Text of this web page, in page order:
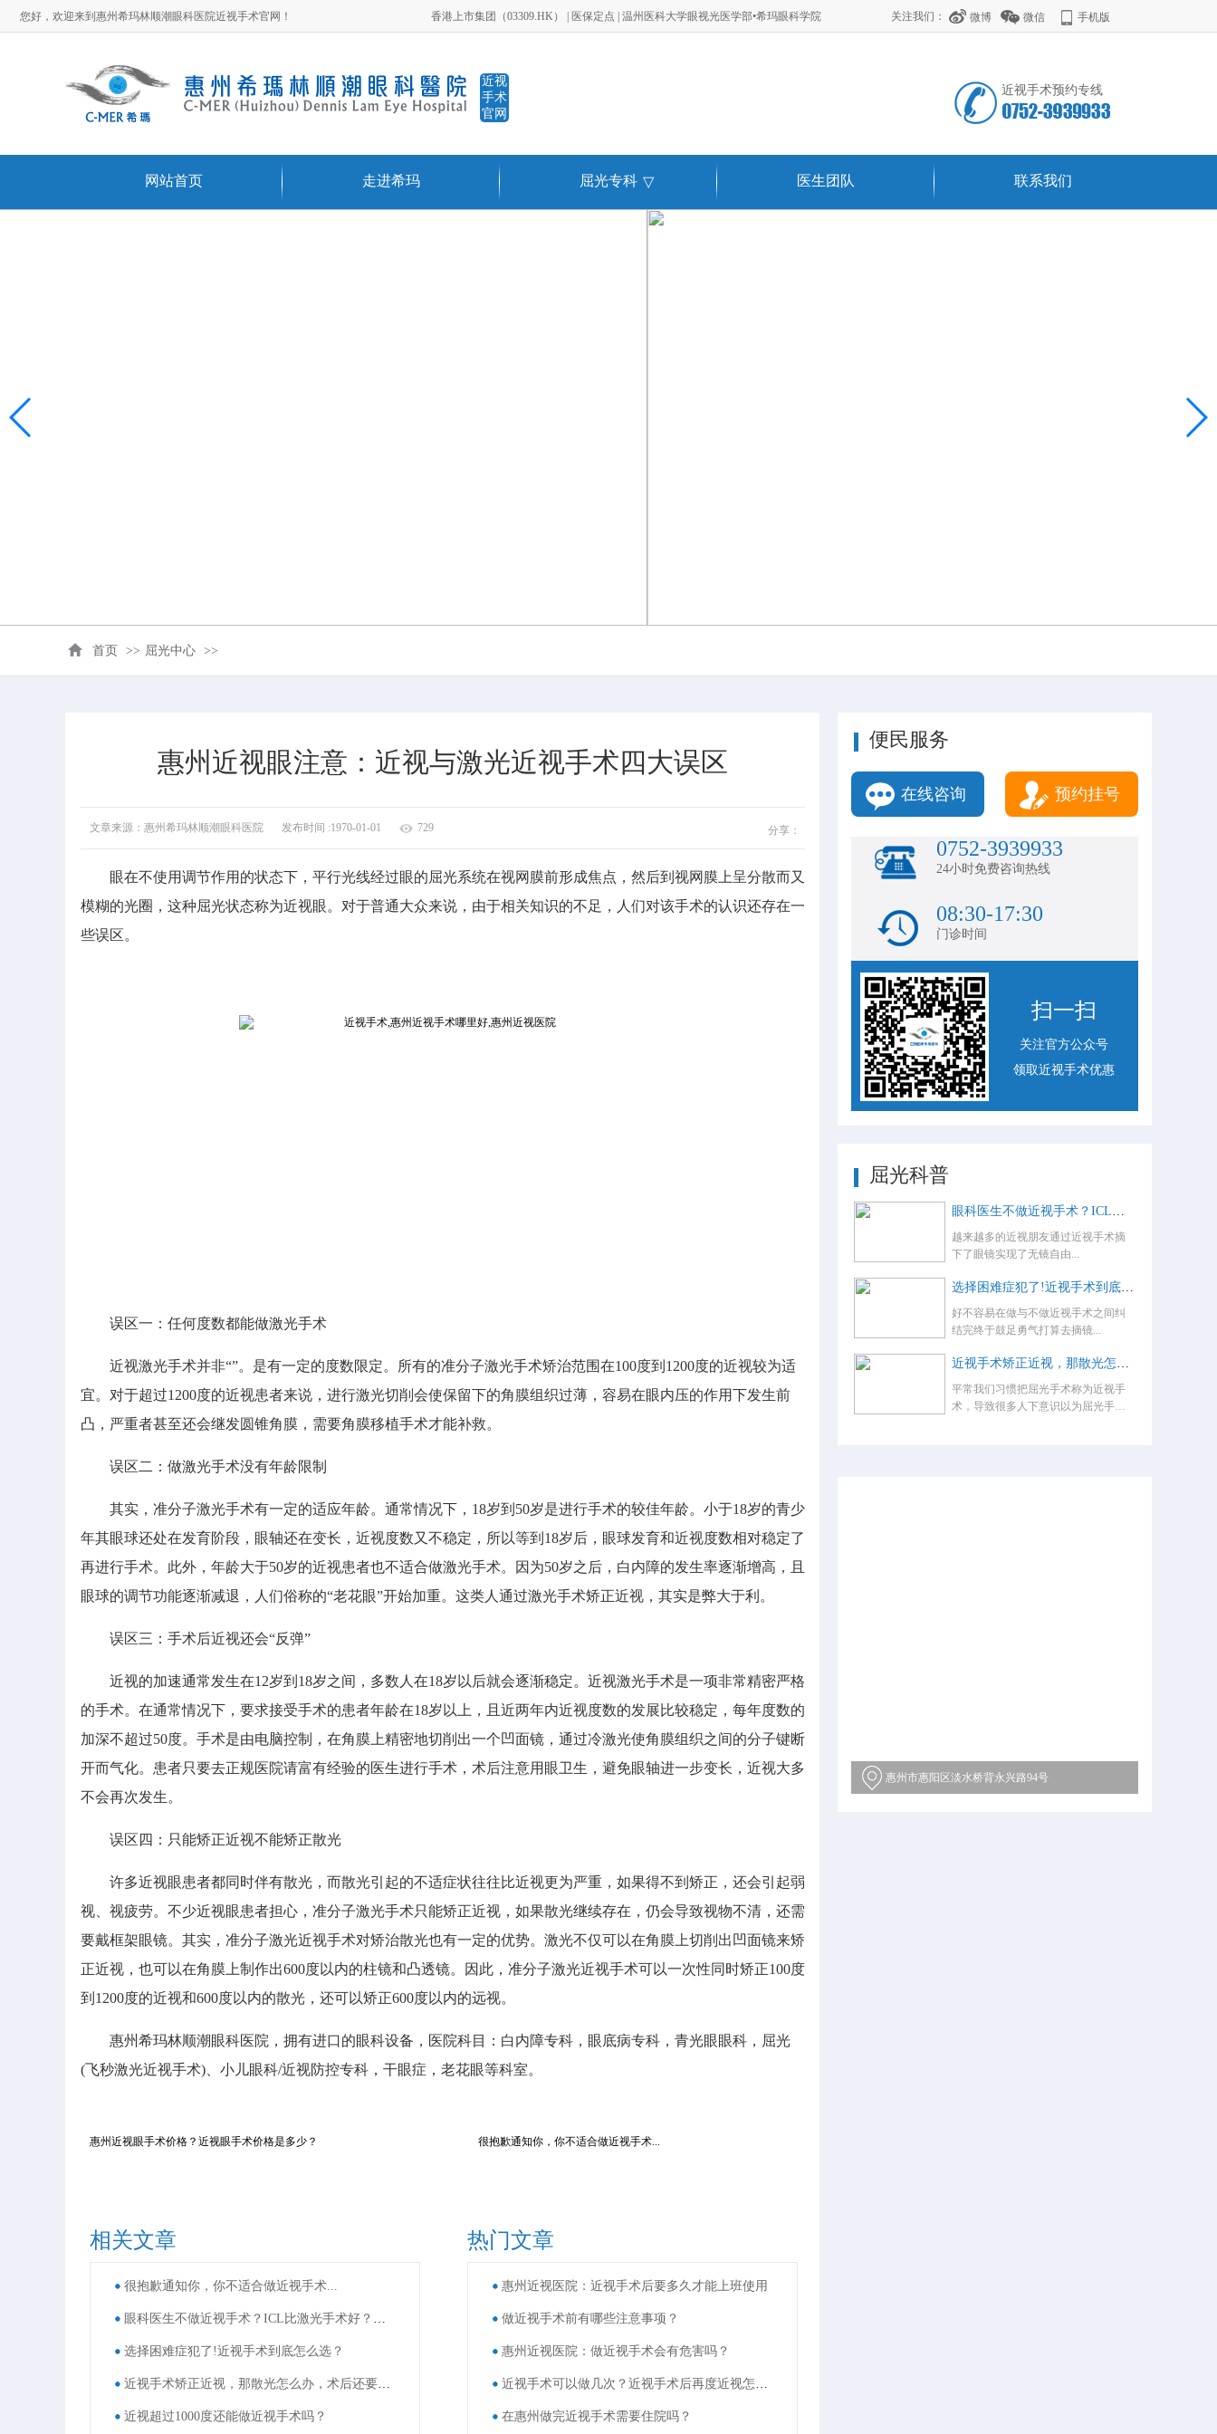
您好，欢迎来到惠州希玛林顺潮眼科医院近视手术官网！ 香港上市集团（03309.HK） | 医保定点 | 温州医科大学眼视光医学部•希玛眼科学院 关注我们： 微博 微信 手机版
近视
手术
官网
近视手术预约专线
网站首页 走进希玛 屈光专科 ▽ 医生团队 联系我们
首页 >> 屈光中心 >>
惠州近视眼注意：近视与激光近视手术四大误区
文章来源：惠州希玛林顺潮眼科医院 发布时间 :1970-01-01 729 分享：
眼在不使用调节作用的状态下，平行光线经过眼的屈光系统在视网膜前形成焦点，然后到视网膜上呈分散而又
模糊的光圈，这种屈光状态称为近视眼。对于普通大众来说，由于相关知识的不足，人们对该手术的认识还存在一
些误区。
误区一：任何度数都能做激光手术
近视激光手术并非“”。是有一定的度数限定。所有的准分子激光手术矫治范围在100度到1200度的近视较为适
宜。对于超过1200度的近视患者来说，进行激光切削会使保留下的角膜组织过薄，容易在眼内压的作用下发生前
凸，严重者甚至还会继发圆锥角膜，需要角膜移植手术才能补救。
误区二：做激光手术没有年龄限制
其实，准分子激光手术有一定的适应年龄。通常情况下，18岁到50岁是进行手术的较佳年龄。小于18岁的青少
年其眼球还处在发育阶段，眼轴还在变长，近视度数又不稳定，所以等到18岁后，眼球发育和近视度数相对稳定了
再进行手术。此外，年龄大于50岁的近视患者也不适合做激光手术。因为50岁之后，白内障的发生率逐渐增高，且
眼球的调节功能逐渐减退，人们俗称的“老花眼”开始加重。这类人通过激光手术矫正近视，其实是弊大于利。
误区三：手术后近视还会“反弹”
近视的加速通常发生在12岁到18岁之间，多数人在18岁以后就会逐渐稳定。近视激光手术是一项非常精密严格
的手术。在通常情况下，要求接受手术的患者年龄在18岁以上，且近两年内近视度数的发展比较稳定，每年度数的
加深不超过50度。手术是由电脑控制，在角膜上精密地切削出一个凹面镜，通过冷激光使角膜组织之间的分子键断
开而气化。患者只要去正规医院请富有经验的医生进行手术，术后注意用眼卫生，避免眼轴进一步变长，近视大多
不会再次发生。
误区四：只能矫正近视不能矫正散光
许多近视眼患者都同时伴有散光，而散光引起的不适症状往往比近视更为严重，如果得不到矫正，还会引起弱
视、视疲劳。不少近视眼患者担心，准分子激光手术只能矫正近视，如果散光继续存在，仍会导致视物不清，还需
要戴框架眼镜。其实，准分子激光近视手术对矫治散光也有一定的优势。激光不仅可以在角膜上切削出凹面镜来矫
正近视，也可以在角膜上制作出600度以内的柱镜和凸透镜。因此，准分子激光近视手术可以一次性同时矫正100度
到1200度的近视和600度以内的散光，还可以矫正600度以内的远视。
惠州希玛林顺潮眼科医院，拥有进口的眼科设备，医院科目：白内障专科，眼底病专科，青光眼眼科，屈光
(飞秒激光近视手术)、小儿眼科/近视防控专科，干眼症，老花眼等科室。
惠州近视眼手术价格？近视眼手术价格是多少？ 很抱歉通知你，你不适合做近视手术...
相关文章
很抱歉通知你，你不适合做近视手术...
眼科医生不做近视手术？ICL比激光手术好？这些近视手术谣言，别再信了！
选择困难症犯了!近视手术到底怎么选？
近视手术矫正近视，那散光怎么办，术后还要戴眼镜吗？
近视超过1000度还能做近视手术吗？
热门文章
惠州近视医院：近视手术后要多久才能上班使用
做近视手术前有哪些注意事项？
惠州近视医院：做近视手术会有危害吗？
近视手术可以做几次？近视手术后再度近视怎么办？
在惠州做完近视手术需要住院吗？
便民服务
在线咨询 预约挂号
0752-3939933
24小时免费咨询热线
08:30-17:30
门诊时间
扫一扫
关注官方公众号
领取近视手术优惠
屈光科普
眼科医生不做近视手术？ICL比激光手术好？这些近视手术谣言，别再信了！
越来越多的近视朋友通过近视手术摘
下了眼镜实现了无镜自由...
选择困难症犯了!近视手术到底怎么选？
好不容易在做与不做近视手术之间纠
结完终于鼓足勇气打算去摘镜...
近视手术矫正近视，那散光怎么办，术后还要戴眼镜吗？
平常我们习惯把屈光手术称为近视手
术，导致很多人下意识以为屈光手术
惠州市惠阳区淡水桥背永兴路94号